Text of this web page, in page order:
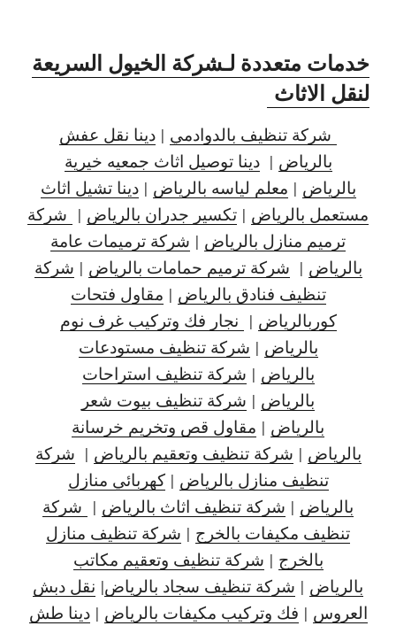
خدمات متعددة لـشركة الخيول السريعة
لنقل الاثاث
شركة تنظيف بالدوادمي | دينا نقل عفش
بالرياض |دينا توصيل اثاث جمعيه خيرية
بالرياض | معلم لياسه بالرياض |دينا تشيل اثاث
مستعمل بالرياض | تكسير جدران بالرياض | شركة
ترميم منازل بالرياض | شركة ترميمات عامة
بالرياض | شركة ترميم حمامات بالرياض | شركة
تنظيف فنادق بالرياض | مقاول فتحات
كوربالرياض | نجار فك وتركيب غرف نوم
بالرياض | شركة تنظيف مستودعات
بالرياض | شركة تنظيف استراحات
بالرياض | شركة تنظيف بيوت شعر
بالرياض | مقاول قص وتخريم خرسانة
بالرياض | شركة تنظيف وتعقيم بالرياض | شركة
تنظيف منازل بالرياض |كهربائي منازل
بالرياض | شركة تنظيف اثاث بالرياض | شركة
تنظيف مكيفات بالخرج | شركة تنظيف منازل
بالخرج | شركة تنظيف وتعقيم مكاتب
بالرياض | شركة تنظيف سجاد بالرياض| نقل دبش
العروس | فك وتركيب مكيفات بالرياض |دينا طش